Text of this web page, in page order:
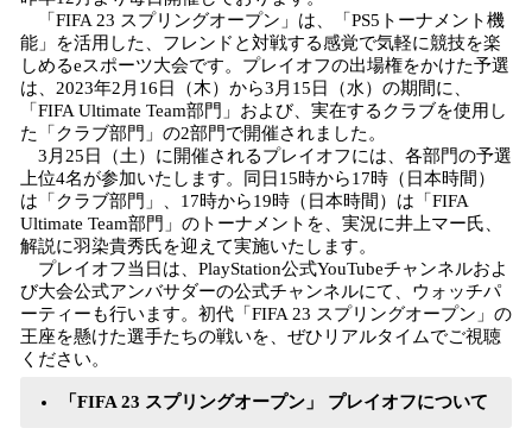
「FIFA 23 スプリングオープン」は、「PS5トーナメント機
能」を活用した、フレンドと対戦する感覚で気軽に競技を楽
しめるeスポーツ大会です。プレイオフの出場権をかけた予選
は、2023年2月16日（木）から3月15日（水）の期間に、
「FIFA Ultimate Team部門」および、実在するクラブを使用し
た「クラブ部門」の2部門で開催されました。
3月25日（土）に開催されるプレイオフには、各部門の予選
上位4名が参加いたします。同日15時から17時（日本時間）
は「クラブ部門」、17時から19時（日本時間）は「FIFA
Ultimate Team部門」のトーナメントを、実況に井上マー氏、
解説に羽染貴秀氏を迎えて実施いたします。
プレイオフ当日は、PlayStation公式YouTubeチャンネルおよ
び大会公式アンバサダーの公式チャンネルにて、ウォッチパ
ーティーも行います。初代「FIFA 23 スプリングオープン」の
王座を懸けた選手たちの戦いを、ぜひリアルタイムでご視聴
ください。
「FIFA 23 スプリングオープン」 プレイオフについて